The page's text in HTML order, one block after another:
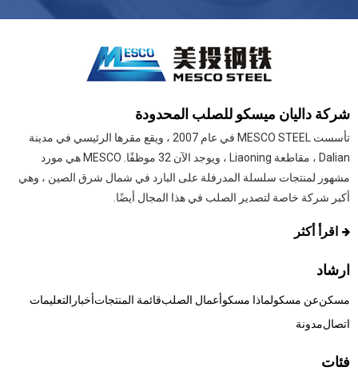
شركة داليان ميسكو للصلب المحدودة
تأسست MESCO STEEL في عام 2007 ، ويقع مقرها الرئيسي في مدينة
Dalian ، مقاطعة Liaoning ، ويوجد الآن 32 موظفًا. MESCO هي مورد
مشهور لمنتجات سلسلة المدرفلة على البارد في شمال شرق الصين ، وهي
أكبر شركة خاصة لتصدير الصلب في هذا المجال أيضًا.
اقرأ أكثر
ارشاد
مسكنعن مسكولماذا مسكوأعمال الصلبقائمة المنتجاتأخبار التعليمات
اتصالمدونة
فئات